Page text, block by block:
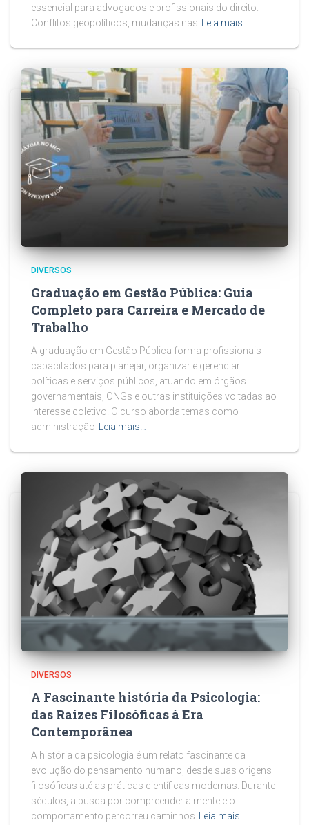
essencial para advogados e profissionais do direito.
Conflitos geopolíticos, mudanças nas
Leia mais…
DIVERSOS
Graduação em Gestão Pública: Guia
Completo para Carreira e Mercado de
Trabalho
A graduação em Gestão Pública forma profissionais
capacitados para planejar, organizar e gerenciar
políticas e serviços públicos, atuando em órgãos
governamentais, ONGs e outras instituições voltadas ao
interesse coletivo. O curso aborda temas como
administração Leia mais…
DIVERSOS
A Fascinante história da Psicologia:
das Raízes Filosóficas à Era
Contemporânea
A história da psicologia é um relato fascinante da
evolução do pensamento humano, desde suas origens
filosóficas até as práticas científicas modernas. Durante
séculos, a busca por compreender a mente e o
comportamento percorreu caminhos
Leia mais…